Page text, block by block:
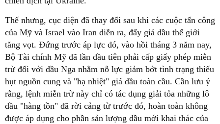
Thế nhưng, cục diện đã thay đổi sau khi các cuộc tấn công
của Mỹ và Israel vào Iran diễn ra, đẩy giá dầu thế giới
tăng vọt. Đứng trước áp lực đó, vào hồi tháng 3 năm nay,
Bộ Tài chính Mỹ đã lần đầu tiên phải cấp giấy phép miễn
trừ đối với dầu Nga nhằm nỗ lực giảm bớt tình trạng thiếu
hụt nguồn cung và "hạ nhiệt" giá dầu toàn cầu. Cần lưu ý
rằng, lệnh miễn trừ này chỉ có tác dụng giải tỏa những lô
dầu "hàng tồn" đã rời cảng từ trước đó, hoàn toàn không
được áp dụng cho phần sản lượng dầu mới khai thác của